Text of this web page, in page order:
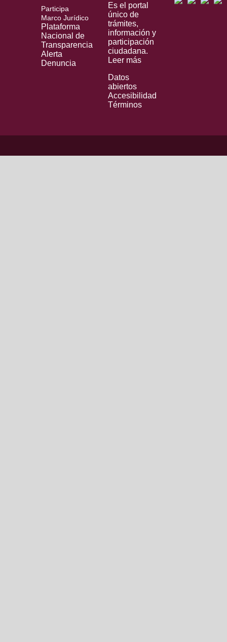
Participa
Marco Jurídico
Plataforma
Nacional de
Transparencia
Alerta
Denuncia
Es el portal
único de
trámites,
información y
participación
ciudadana.
Leer más
Datos
abiertos
Accesibilidad
Términos